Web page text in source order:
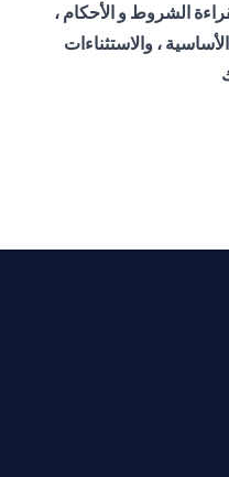
الشروط و الأحكام ،
، والاستثناءات